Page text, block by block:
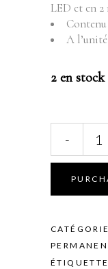
LED et en
Contenu
A l’unité
2 en stock
GELISH
SAISON
-
SWITCH
ON
-